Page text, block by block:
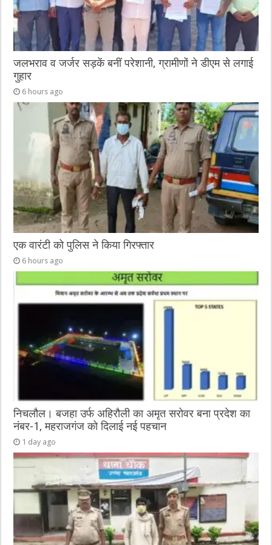
जलभराव व जर्जर सड़कें बनीं परेशानी, ग्रामीणों ने डीएम से लगाई
गुहार
6 hours ago
एक वारंटी को पुलिस ने किया गिरफ्तार
6 hours ago
निचलौल। बजहा उर्फ अहिरौली का अमृत सरोवर बना प्रदेश का
नंबर-1, महराजगंज को दिलाई नई पहचान
1 day ago